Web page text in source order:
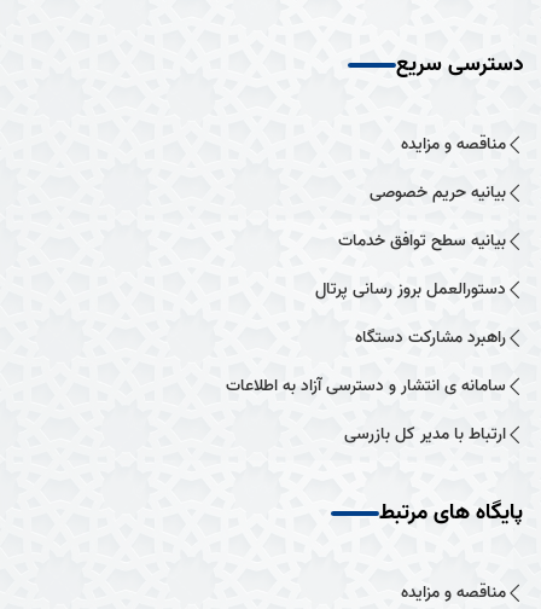
دسترسی سریع
مناقصه و مزایده
بیانیه حریم خصوصی
بیانیه سطح توافق خدمات
دستورالعمل بروز رسانی پرتال
راهبرد مشارکت دستگاه
سامانه ی انتشار و دسترسی آزاد به اطلاعات
ارتباط با مدیر کل بازرسی
پایگاه های مرتبط
مناقصه و مزایده